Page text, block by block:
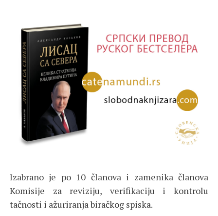
Izabrano je po 10 članova i zamenika članova
Komisije za reviziju, verifikaciju i kontrolu
tačnosti i ažuriranja biračkog spiska.